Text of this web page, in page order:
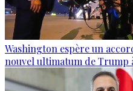
Washington espère un
nouvel ultimatum de Trump